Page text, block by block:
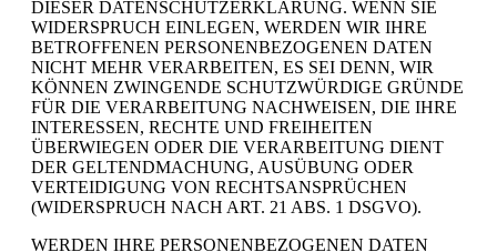
DIESER DATENSCHUTZERKLÄRUNG. WENN SIE
WIDERSPRUCH EINLEGEN, WERDEN WIR IHRE
BETROFFENEN PERSONENBEZOGENEN DATEN
NICHT MEHR VERARBEITEN, ES SEI DENN, WIR
KÖNNEN ZWINGENDE SCHUTZWÜRDIGE GRÜNDE
FÜR DIE VERARBEITUNG NACHWEISEN, DIE IHRE
INTERESSEN, RECHTE UND FREIHEITEN
ÜBERWIEGEN ODER DIE VERARBEITUNG DIENT
DER GELTENDMACHUNG, AUSÜBUNG ODER
VERTEIDIGUNG VON RECHTSANSPRÜCHEN
(WIDERSPRUCH NACH ART. 21 ABS. 1 DSGVO).
WERDEN IHRE PERSONENBEZOGENEN DATEN